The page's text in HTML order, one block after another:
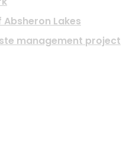
Lakes
management project